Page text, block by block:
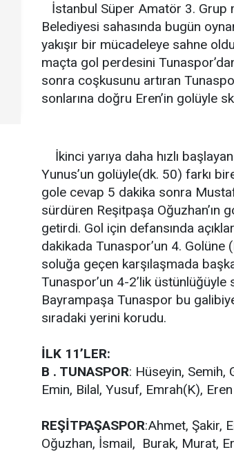
İstanbul Süper Amatör 3. Grup
Belediyesi sahasında bugün
yakışır bir mücadeleye sahne oldu.
maçta gol perdesini
sonra coşkusunu artıran
sonlarına doğru Eren’in golüyle
İkinci yarıya daha hızlı
Yunus’un golüyle(dk. 50) farkı
gole cevap 5 dakika sonra
sürdüren Reşitpaşa Oğuzhan’ın
getirdi. Gol için defansında
dakikada Tunaspor’un 4. Golüne
soluğa geçen karşılaşmada
Tunaspor’un 4-2’lik üstünlüğüyle
Bayrampaşa Tunaspor bu
sıradaki yerini korudu.
İLK 11’LER:
B . TUNASPOR: Hüseyin, Semih,
Emin, Bilal, Yusuf, Emrah(K), Eren
REŞİTPAŞASPOR:Ahmet, Şakir,
Oğuzhan, İsmail, Burak, Murat,